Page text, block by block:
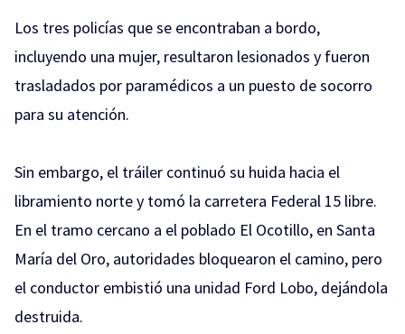
Los tres policías que se encontraban a bordo,
incluyendo una mujer, resultaron lesionados y fueron
trasladados por paramédicos a un puesto de socorro
para su atención.
Sin embargo, el tráiler continuó su huida hacia el
libramiento norte y tomó la carretera Federal 15 libre.
En el tramo cercano a el poblado El Ocotillo, en Santa
María del Oro, autoridades bloquearon el camino, pero
el conductor embistió una unidad Ford Lobo, dejándola
destruida.